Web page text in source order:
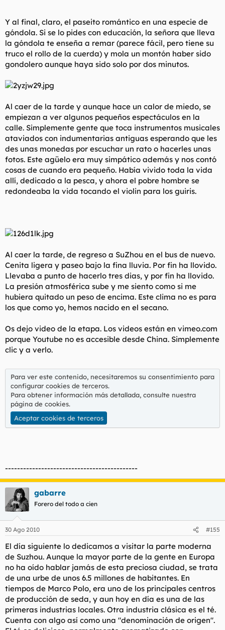
Y al final, claro, el paseito romántico en una especie de
góndola. Si se lo pides con educación, la señora que lleva
la góndola te enseña a remar (parece fácil, pero tiene su
truco el rollo de la cuerda) y mola un montón haber sido
gondolero aunque haya sido solo por dos minutos.
Al caer de la tarde y aunque hace un calor de miedo, se
empiezan a ver algunos pequeños espectáculos en la
calle. Simplemente gente que toca instrumentos musicales
ataviados con indumentarias antiguas esperando que les
des unas monedas por escuchar un rato o hacerles unas
fotos. Este agüelo era muy simpático además y nos contó
cosas de cuando era pequeño. Había vivido toda la vida
allí, dedicado a la pesca, y ahora el pobre hombre se
redondeaba la vida tocando el violin para los guiris.
Al caer la tarde, de regreso a SuZhou en el bus de nuevo.
Cenita ligera y paseo bajo la fina lluvia. Por fin ha llovido.
Llevaba a punto de hacerlo tres dias, y por fin ha llovido.
La presión atmosférica sube y me siento como si me
hubiera quitado un peso de encima. Este clima no es para
los que como yo, hemos nacido en el secano.
Os dejo video de la etapa. Los videos están en vimeo.com
porque Youtube no es accesible desde China. Simplemente
clic y a verlo.
Para ver este contenido, necesitaremos su consentimiento para
configurar cookies de terceros.
Para obtener información más detallada, consulte nuestra
página de cookies.
Aceptar cookies de terceros
--------------------------------------------
gabarre
Forero del todo a cien
30 Ago 2010 #155
El día siguiente lo dedicamos a visitar la parte moderna
de Suzhou. Aunque la mayor parte de la gente en Europa
no ha oído hablar jamás de esta preciosa ciudad, se trata
de una urbe de unos 6.5 millones de habitantes. En
tiempos de Marco Polo, era uno de los principales centros
de producción de seda, y aun hoy en día es una de las
primeras industrias locales. Otra industria clásica es el té.
Cuenta con algo así como una "denominación de origen".